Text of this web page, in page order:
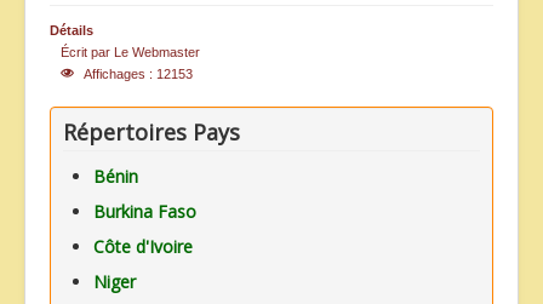
ANNONCES
Détails
Écrit par Le Webmaster
Affichages : 12153
Répertoires Pays
Bénin
Burkina Faso
Côte d'Ivoire
Niger